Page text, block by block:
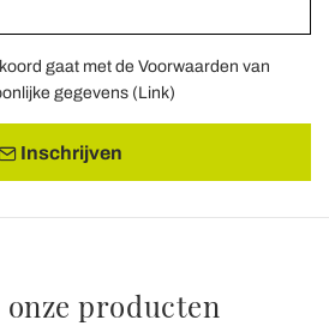
gaat met de Voorwaarden van
gegevens (Link)
Inschrijven
producten